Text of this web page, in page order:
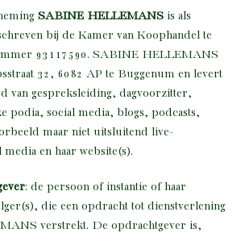
SABINE HELLEMANS is als
bij de Kamer van Koophandel te
93117590. SABINE HELLEMANS
32, 6082 AP te Buggenum en levert
van gespreksleiding, dagvoorzitter,
podia, social media, blogs, podcasts,
maar niet uitsluitend live-
en haar website(s).
: de persoon of instantie of haar
die een opdracht tot dienstverlening
verstrekt. De opdrachtgever is,